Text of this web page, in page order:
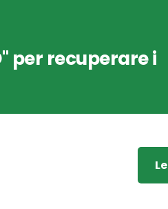
per recuperare i